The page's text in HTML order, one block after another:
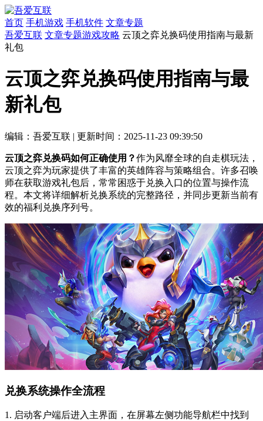
首页 手机游戏 手机软件 文章专题
吾爱互联 文章专题游戏攻略 云顶之弈兑换码使用指南与最新
礼包
云顶之弈兑换码使用指南与最
新礼包
编辑：吾爱互联 | 更新时间：2025-11-23 09:39:50
云顶之弈兑换码如何正确使用？作为风靡全球的自走棋玩法，
云顶之弈为玩家提供了丰富的英雄阵容与策略组合。许多召唤
师在获取游戏礼包后，常常困惑于兑换入口的位置与操作流
程。本文将详细解析兑换系统的完整路径，并同步更新当前有
效的福利兑换序列号。
兑换系统操作全流程
1. 启动客户端后进入主界面，在屏幕左侧功能导航栏中找到